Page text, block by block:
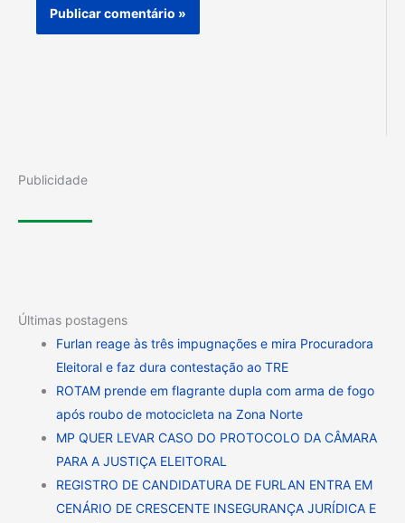
Publicidade
Últimas postagens
Furlan reage às três impugnações e mira Procuradora
Eleitoral e faz dura contestação ao TRE
ROTAM prende em flagrante dupla com arma de fogo
após roubo de motocicleta na Zona Norte
MP QUER LEVAR CASO DO PROTOCOLO DA CÂMARA
PARA A JUSTIÇA ELEITORAL
REGISTRO DE CANDIDATURA DE FURLAN ENTRA EM
CENÁRIO DE CRESCENTE INSEGURANÇA JURÍDICA E